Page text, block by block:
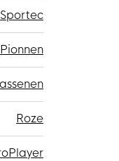
Sportec
Pionnen
Roze